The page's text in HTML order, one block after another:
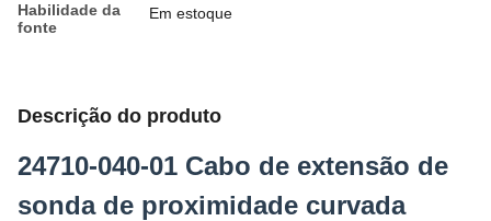
Habilidade da
fonte
Em estoque
Descrição do produto
24710-040-01 Cabo de extensão de
sonda de proximidade curvada